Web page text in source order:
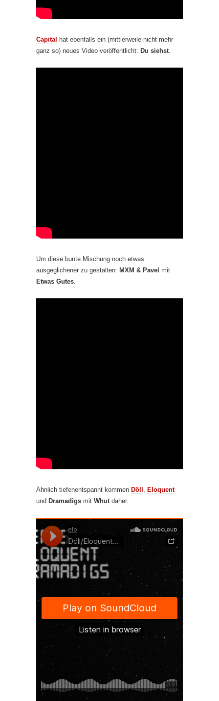
Capital hat ebenfalls ein (mittlerweile nicht mehr
ganz so) neues Video veröffentlicht: Du siehst
Um diese bunte Mischung noch etwas
ausgeglichener zu gestalten: MXM & Pavel mit
Etwas Gutes
Ähnlich tiefenentspannt kommen Döll Eloquent
und Dramadigs mit Whut daher.